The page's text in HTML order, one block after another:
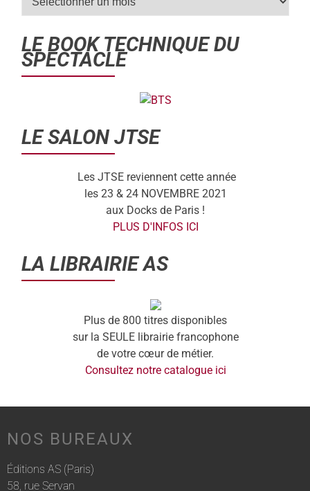
LE BOOK TECHNIQUE DU
SPECTACLE
LE SALON JTSE
Les JTSE reviennent cette année
les 23 & 24 NOVEMBRE 2021
aux Docks de Paris !
PLUS D'INFOS ICI
LA LIBRAIRIE AS
Plus de 800 titres disponibles
sur la SEULE librairie francophone
de votre cœur de métier.
Consultez notre catalogue ici
NOS BUREAUX
Éditions AS (Paris)
58, rue Servan